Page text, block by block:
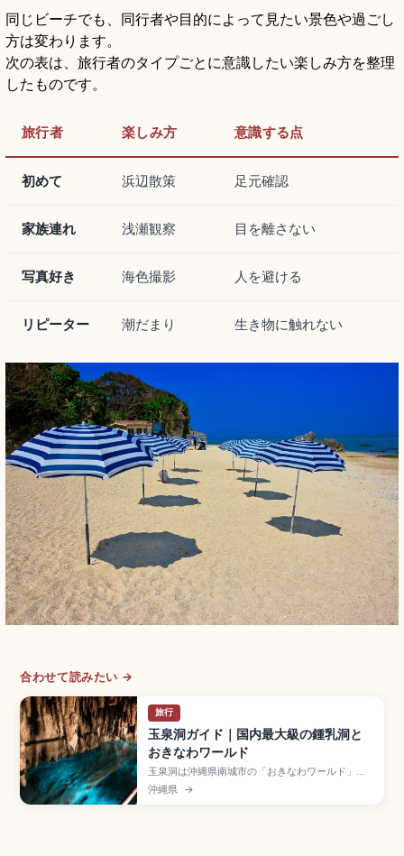
同じビーチでも、同行者や目的によって見たい景色や過ごし
方は変わります。
次の表は、旅行者のタイプごとに意識したい楽しみ方を整理
したものです。
旅行者 楽しみ方 意識する点
初めて 浜辺散策 足元確認
家族連れ 浅瀬観察 目を離さない
写真好き 海色撮影 人を避ける
リピーター 潮だまり 生き物に触れない
合わせて読みたい →
旅行
玉泉洞ガイド｜国内最大級の鍾乳洞と
おきなわワールド
玉泉洞は沖縄県南城市の「おきなわワールド」内
にある全長約5,000mの鍾乳洞で、100万本以上
の鍾乳石を有する国内最大級の鍾乳洞です。約
沖縄県 →